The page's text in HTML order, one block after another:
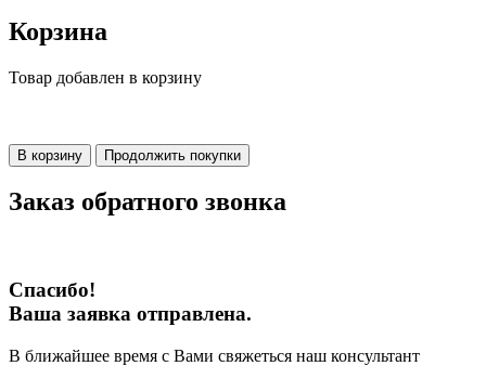
Корзина
Товар добавлен в корзину
В корзину Продолжить покупки
Заказ обратного звонка
Спасибо!
Ваша заявка отправлена.
В ближайшее время с Вами свяжеться наш консультант